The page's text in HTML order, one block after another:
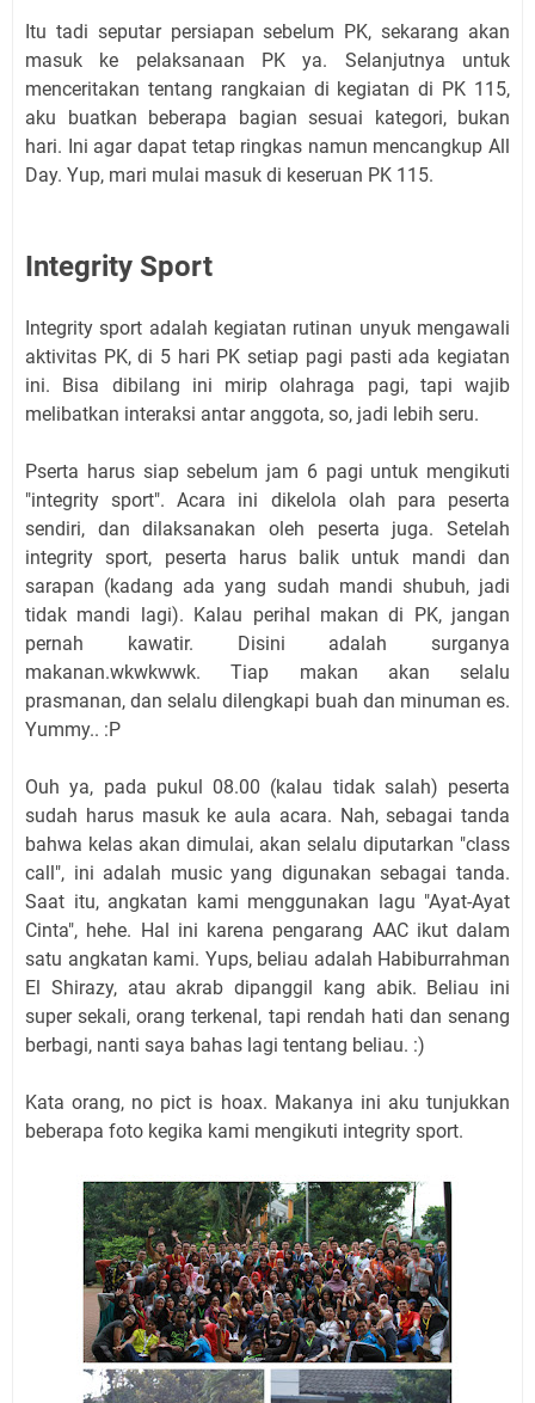
Itu tadi seputar persiapan sebelum PK, sekarang akan
masuk ke pelaksanaan PK ya. Selanjutnya untuk
menceritakan tentang rangkaian di kegiatan di PK 115,
aku buatkan beberapa bagian sesuai kategori, bukan
hari. Ini agar dapat tetap ringkas namun mencangkup All
Day. Yup, mari mulai masuk di keseruan PK 115.
Integrity Sport
Integrity sport adalah kegiatan rutinan unyuk mengawali
aktivitas PK, di 5 hari PK setiap pagi pasti ada kegiatan
ini. Bisa dibilang ini mirip olahraga pagi, tapi wajib
melibatkan interaksi antar anggota, so, jadi lebih seru.
Pserta harus siap sebelum jam 6 pagi untuk mengikuti
"integrity sport". Acara ini dikelola olah para peserta
sendiri, dan dilaksanakan oleh peserta juga. Setelah
integrity sport, peserta harus balik untuk mandi dan
sarapan (kadang ada yang sudah mandi shubuh, jadi
tidak mandi lagi). Kalau perihal makan di PK, jangan
pernah kawatir. Disini adalah surganya
makanan.wkwkwwk. Tiap makan akan selalu
prasmanan, dan selalu dilengkapi buah dan minuman es.
Yummy.. :P
Ouh ya, pada pukul 08.00 (kalau tidak salah) peserta
sudah harus masuk ke aula acara. Nah, sebagai tanda
bahwa kelas akan dimulai, akan selalu diputarkan "class
call", ini adalah music yang digunakan sebagai tanda.
Saat itu, angkatan kami menggunakan lagu "Ayat-Ayat
Cinta", hehe. Hal ini karena pengarang AAC ikut dalam
satu angkatan kami. Yups, beliau adalah Habiburrahman
El Shirazy, atau akrab dipanggil kang abik. Beliau ini
super sekali, orang terkenal, tapi rendah hati dan senang
berbagi, nanti saya bahas lagi tentang beliau. :)
Kata orang, no pict is hoax. Makanya ini aku tunjukkan
beberapa foto kegika kami mengikuti integrity sport.